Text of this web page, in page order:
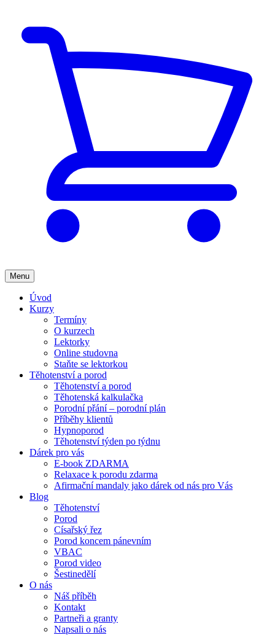
Menu
Úvod
Kurzy
Termíny
O kurzech
Lektorky
Online studovna
Staňte se lektorkou
Těhotenství a porod
Těhotenství a porod
Těhotenská kalkulačka
Porodní přání – porodní plán
Příběhy klientů
Hypnoporod
Těhotenství týden po týdnu
Dárek pro vás
E-book ZDARMA
Relaxace k porodu zdarma
Afirmační mandaly jako dárek od nás pro Vás
Blog
Těhotenství
Porod
Císařský řez
Porod koncem pánevním
VBAC
Porod video
Šestinedělí
O nás
Náš příběh
Kontakt
Partneři a granty
Napsali o nás